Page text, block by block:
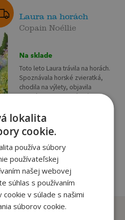
€
Laura na horách
Copain Noéllie
Na sklade
Toto leto Laura trávila na horách.
Spoznávala horské zvieratká,
chodila na výlety, objavila
lanový park i bobovú dráhu,
pridať do košíka
si kúpili
lokalita
cookie.
používa súbory
používateľskej
našej webovej
súhlas s používaním
v súlade s našimi
súborov cookie.